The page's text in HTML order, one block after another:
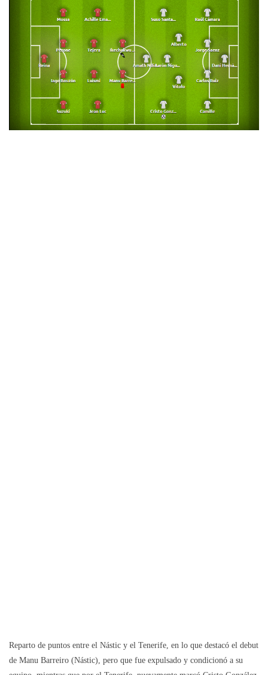
Reparto de puntos entre el Nástic y el Tenerife, en lo que destacó el debut
de Manu Barreiro (Nástic), pero que fue expulsado y condicionó a su